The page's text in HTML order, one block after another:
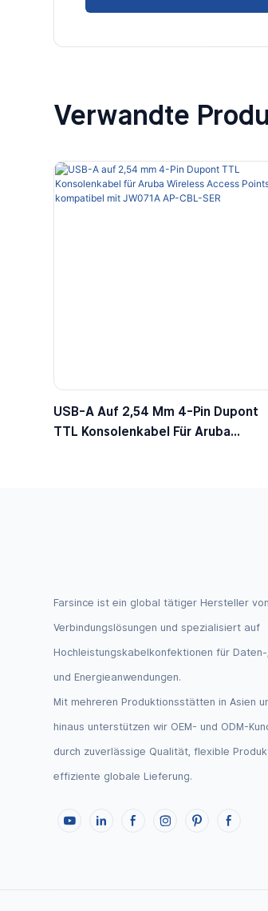
Verwandte
USB-A Auf 2,54 Mm 4-Pin Dupont
TTL Konsolenkabel Für Aruba
Farsince ist ein global tätiger Hersteller
Verbindungslösungen und spezialisiert auf
Hochleistungskabelkonfektionen für
und Energieanwendungen.
Mit mehreren Produktionsstätten in Asien
hinaus unterstützen wir OEM- und ODM-
durch zuverlässige Qualität, flexible
effiziente globale Lieferung.